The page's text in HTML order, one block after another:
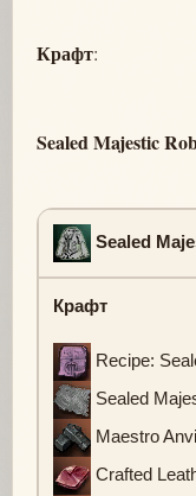
Крафт:
Sealed Majestic
Sealed
Крафт
Recipe:
Sealed
Maestro
Crafted